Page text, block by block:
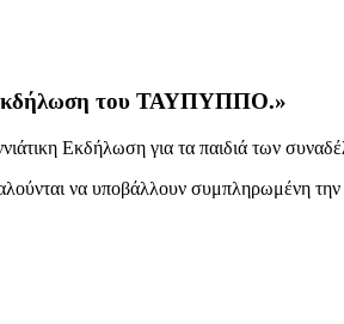
Εκδήλωση του ΤΑΥΠΥΠΠΟ.»
Εκδήλωση για τα παιδιά των
να υποβάλλουν συμπληρωμένη